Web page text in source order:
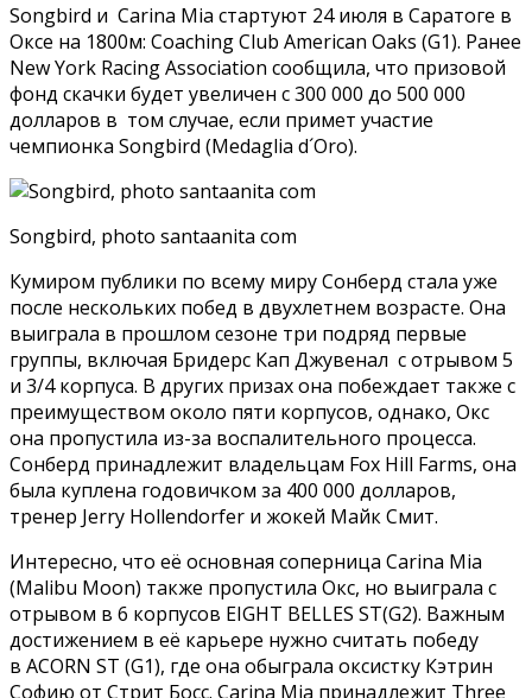
Songbird и Carina Mia стартуют 24 июля в Саратоге в
Оксе на 1800м: Coaching Club American Oaks (G1). Ранее
New York Racing Association сообщила, что призовой
фонд скачки будет увеличен с 300 000 до 500 000
долларов в том случае, если примет участие
чемпионка Songbird (Medaglia d´Oro).
Songbird, photo santaanita com
Кумиром публики по всему миру Сонберд стала уже
после нескольких побед в двухлетнем возрасте. Она
выиграла в прошлом сезоне три подряд первые
группы, включая Бридерс Кап Джувенал с отрывом 5
и 3/4 корпуса. В других призах она побеждает также с
преимуществом около пяти корпусов, однако, Окс
она пропустила из-за воспалительного процесса.
Сонберд принадлежит владельцам Fox Hill Farms, она
была куплена годовичком за 400 000 долларов,
тренер Jerry Hollendorfer и жокей Майк Смит.
Интересно, что её основная соперница Carina Mia
(Malibu Moon) также пропустила Окс, но выиграла с
отрывом в 6 корпусов EIGHT BELLES ST(G2). Важным
достижением в её карьере нужно считать победу
в ACORN ST (G1), где она обыграла оксистку Кэтрин
Софию от Стрит Босс. Carina Mia принадлежит Three